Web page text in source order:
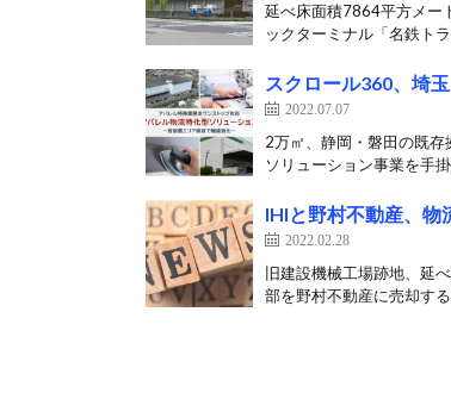
延べ床面積7864平方メー
ックターミナル「名鉄ト
スクロール360、埼
2022.07.07
2万㎡、静岡・磐田の既
ソリューション事業を手
IHIと野村不動産、物
2022.02.28
旧建設機械工場跡地、延
部を野村不動産に売却す